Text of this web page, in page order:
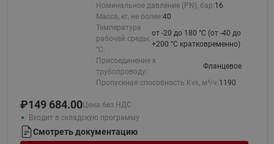
Номинальное давление (PN), бар:16
Масса, кг, не более:40
Температура
рабочей среды,
°С:
от -20 до 180 °C (от -40 до
+200 °С кратковременно)
Присоединение к
трубопроводу:
Фланцевое
Пропускная способность Kvs, м³/ч:1190
₽149 684.00Цена без НДС
Входит в складскую программу
Смотреть документацию